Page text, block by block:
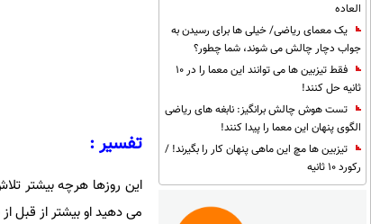
العاده
یک معمای ریاضی/ خیلی ها برای رسیدن به
جواب دچار چالش می شوند، شما چطور؟
فقط تیزبین ها می توانند این معما را در 10
ثانیه حل کنند!
تست هوش چالش برانگیز: نابغه های ریاضی
الگوی پنهان این معما را پیدا کنند!
تیزبین ها مچ این ماهی پنهان کار را بگیرند! /
رکورد 10 ثانیه
تفسیر :
این روزها هرچه بیشتر
می دهید او بیشتر از قبل